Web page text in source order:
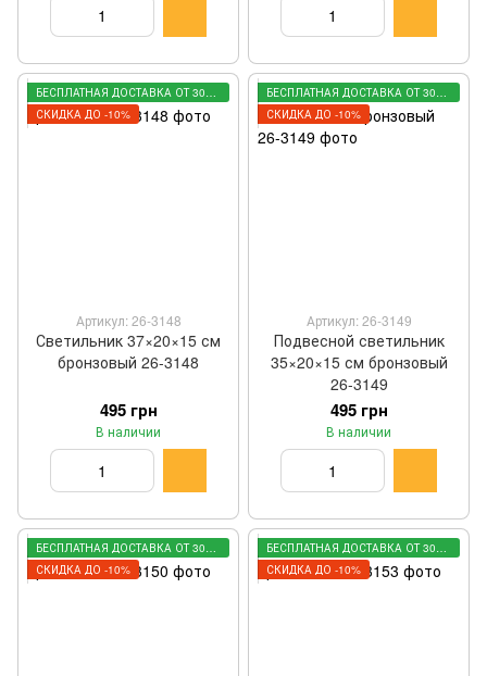
БЕСПЛАТНАЯ ДОСТАВКА ОТ 3000 ГРН
СКИДКА ДО -10%
Артикул: 26-3148
Светильник 37×20×15 см
бронзовый 26-3148
495 грн
В наличии
БЕСПЛАТНАЯ ДОСТАВКА ОТ 3000 ГРН
СКИДКА ДО -10%
Артикул: 26-3149
Подвесной светильник
35×20×15 см бронзовый
26-3149
495 грн
В наличии
БЕСПЛАТНАЯ ДОСТАВКА ОТ 3000 ГРН
СКИДКА ДО -10%
БЕСПЛАТНАЯ ДОСТАВКА ОТ 3000 ГРН
СКИДКА ДО -10%